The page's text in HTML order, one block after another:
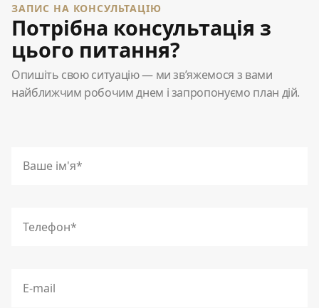
ЗАПИС НА КОНСУЛЬТАЦІЮ
Потрібна консультація з
цього питання?
Опишіть свою ситуацію — ми зв’яжемося з вами
найближчим робочим днем і запропонуємо план дій.